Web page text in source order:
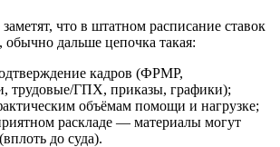
что в штатном расписание ставок
дальше цепочка такая:
кадров (ФРМР,
трудовые/ГПХ, приказы, графики);
объёмам помощи и нагрузке;
раскладе — материалы могут
до суда).